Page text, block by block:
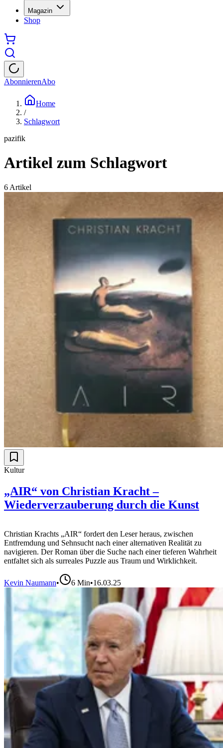
Magazin
Shop
AbonnierenAbo
Home
/
Schlagwort
pazifik
Artikel zum Schlagwort
6 Artikel
Kultur
„AIR“ von Christian Kracht –
Wiederverzauberung durch die Kunst
Christian Krachts „AIR“ fordert den Leser heraus, zwischen
Entfremdung und Sehnsucht nach einer alternativen Realität zu
navigieren. Der Roman über die Suche nach einer tieferen Wahrheit
entfaltet sich als surreales Puzzle aus Traum und Wirklichkeit.
Kevin Naumann• 6 Min•16.03.25